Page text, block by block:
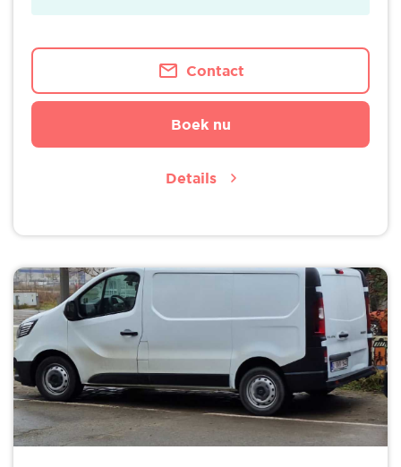
Contact
Boek nu
Details